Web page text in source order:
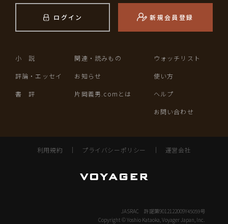
ログイン 新規会員登録
小 説
評論・エッセイ
書 評
関連・読みもの
お知らせ
片岡義男.comとは
ウォッチリスト
使い方
ヘルプ
お問い合わせ
利用規約 ｜ プライバシーポリシー ｜ 運営会社
JASRAC 許諾第9012122009Y45059号
Copyright © Yoshio Kataoka, Voyager Japan, Inc.